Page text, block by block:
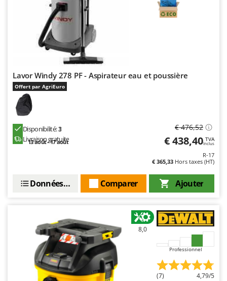
Zanon
Zephir
ZGrills
Zomax
Lavor Windy 278 PF - Aspirateur eau et poussière
Offert par AgriEuro
Disponibilité:3
Livraison gratuite
13 août - 17 août
€ 476,52
€ 438,40 TVA
Inclus
R-17
€ 365,33 Hors taxes (HT)
Ajouter
Comparer
Données techniques
8,0
Professionnel
(7) 4,79/5